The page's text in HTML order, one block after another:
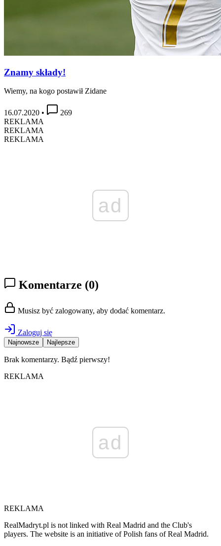
Znamy składy!
Wiemy, na kogo postawił Zidane
16.07.2020 •
269
REKLAMA
REKLAMA
REKLAMA
ad
Komentarze (0)
Musisz być zalogowany, aby dodać komentarz.
Zaloguj się
Najnowsze Najlepsze
Brak komentarzy. Bądź pierwszy!
REKLAMA
ad
REKLAMA
RealMadryt.pl is not linked with Real Madrid and the Club's
players. The website is an initiative of Polish fans of Real Madrid.